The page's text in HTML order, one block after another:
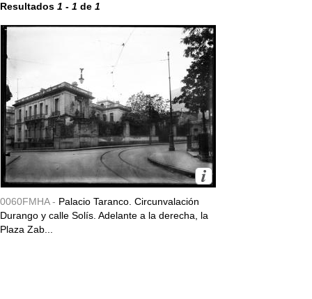
Resultados 1 - 1 de 1
0060FMHA - Palacio Taranco. Circunvalación
Durango y calle Solís. Adelante a la derecha, la
Plaza Zab...